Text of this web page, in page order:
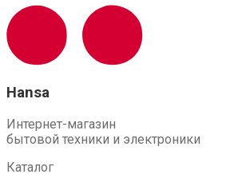
Hansa
Интернет-магазин
бытовой техники и электроники
Каталог